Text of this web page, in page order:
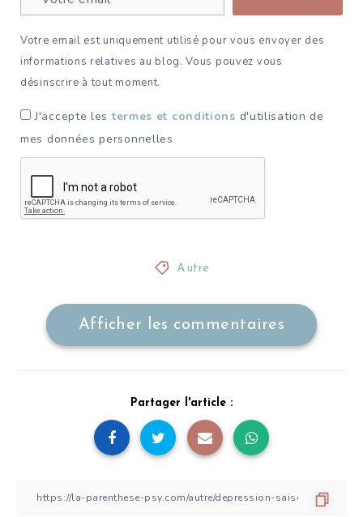
Votre email est uniquement utilisé pour vous envoyer des
informations relatives au blog. Vous pouvez vous
désinscrire à tout moment.
J'accepte lestermes et conditions d'utilisation de
mes données personnelles
Autre
Afficher les commentaires
Partager l'article :